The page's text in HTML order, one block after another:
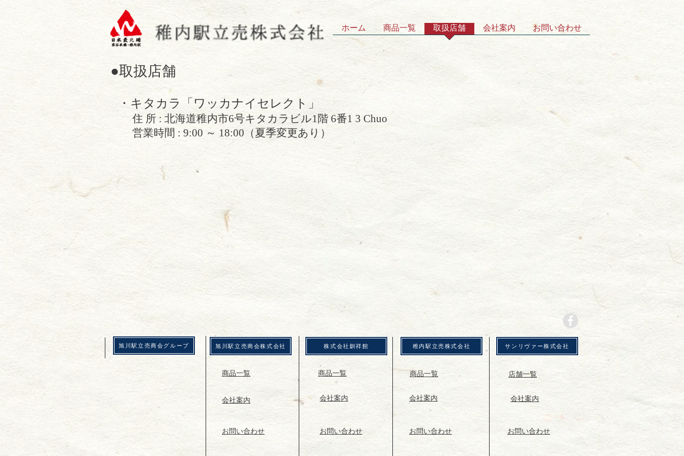
ホーム 商品一覧 取扱店舗 会社案内 お問い合わせ
●取扱店舗
​・キタカラ「ワッカナイセレクト」
住 所 : 北海道稚内市6号キタカラビル1階 6番1 3 Chuo
営業時間 : 9:00 ～ 18:00（夏季変更あり）
​旭川駅立売商会グループ ​旭川駅立売商会株式会社
​商品一覧
​会社案内
​お問い合わせ
株式会社釧祥館
​商品一覧
会社案内
お問い合わせ
稚内駅立売株式会社
商品一覧
会社案内
​お問い合わせ
サンリヴァー株式会社
店舗一覧
会社案内
お問い合わせ